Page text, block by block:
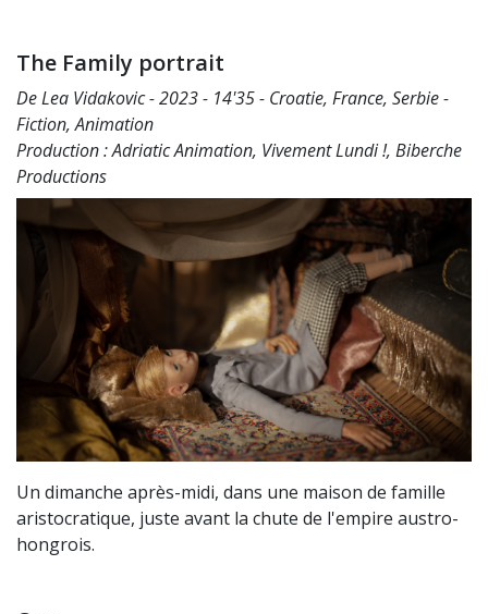
The Family portrait
De Lea Vidakovic - 2023 - 14'35 - Croatie, France, Serbie -
Fiction, Animation
Production : Adriatic Animation, Vivement Lundi !, Biberche
Productions
Un dimanche après-midi, dans une maison de famille
aristocratique, juste avant la chute de l'empire austro-
hongrois.